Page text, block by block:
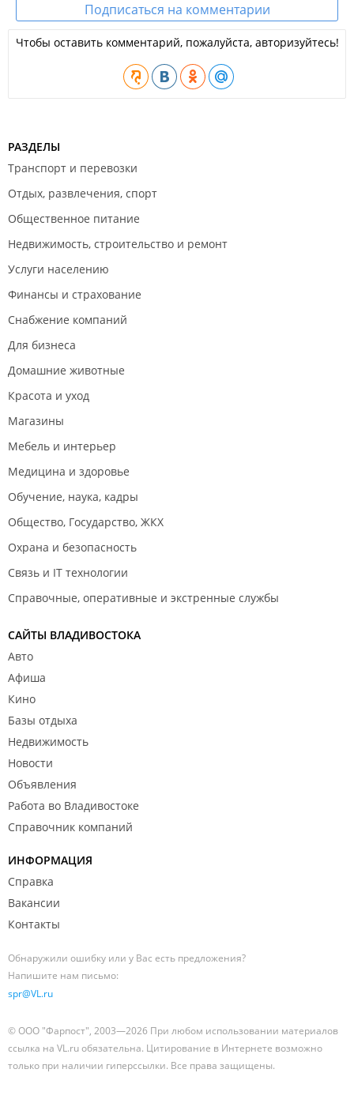
Подписаться на комментарии
Чтобы оставить комментарий, пожалуйста, авторизуйтесь!
РАЗДЕЛЫ
Транспорт и перевозки
Отдых, развлечения, спорт
Общественное питание
Недвижимость, строительство и ремонт
Услуги населению
Финансы и страхование
Снабжение компаний
Для бизнеса
Домашние животные
Красота и уход
Магазины
Мебель и интерьер
Медицина и здоровье
Обучение, наука, кадры
Общество, Государство, ЖКХ
Охрана и безопасность
Связь и IT технологии
Справочные, оперативные и экстренные службы
САЙТЫ ВЛАДИВОСТОКА
Авто
Афиша
Кино
Базы отдыха
Недвижимость
Новости
Объявления
Работа во Владивостоке
Справочник компаний
ИНФОРМАЦИЯ
Справка
Вакансии
Контакты
Обнаружили ошибку или у Вас есть предложения?
Напишите нам письмо:
spr@VL.ru
© ООО "Фарпост", 2003—2026 При любом использовании материалов
ссылка на VL.ru обязательна. Цитирование в Интернете возможно
только при наличии гиперссылки. Все права защищены.